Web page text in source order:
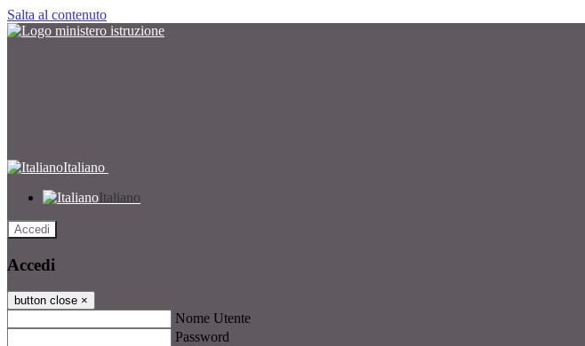
Salta al contenuto
Italiano
Italiano
Accedi
Accedi
button close ×
Nome Utente
Password